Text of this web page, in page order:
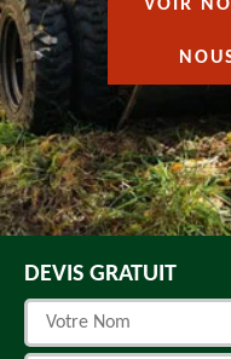
VOIR
DEVIS GRATUIT